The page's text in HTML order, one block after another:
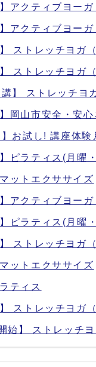
アクティブヨー
アクティブヨー
ストレッチヨガ
ストレッチヨガ
】 ストレッチヨ
】岡山市安全・安
】お試し! 講座体験
ピラティス(月曜
ットエクササイズ
アクティブヨー
ピラティス(月曜
ストレッチヨガ
ットエクササイズ
ティス
ストレッチヨガ
始】 ストレッチ